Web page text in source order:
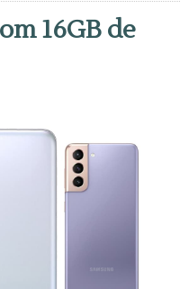
16GB de